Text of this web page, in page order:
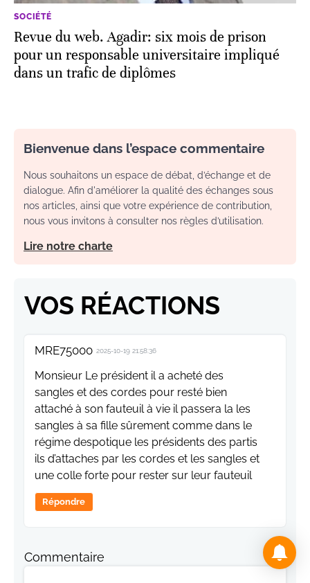
SOCIÉTÉ
Revue du web. Agadir: six mois de prison
pour un responsable universitaire impliqué
dans un trafic de diplômes
Bienvenue dans l’espace commentaire
Nous souhaitons un espace de débat, d’échange et de
dialogue. Afin d'améliorer la qualité des échanges sous
nos articles, ainsi que votre expérience de contribution,
nous vous invitons à consulter nos règles d’utilisation.
Lire notre charte
VOS RÉACTIONS
MRE75000 2025-10-19 21:58:36
Monsieur Le président il a acheté des
sangles et des cordes pour resté bien
attaché à son fauteuil à vie il passera la les
sangles à sa fille sûrement comme dans le
régime despotique les présidents des partis
ils d’attaches par les cordes et les sangles et
une colle forte pour rester sur leur fauteuil
Répondre
Commentaire